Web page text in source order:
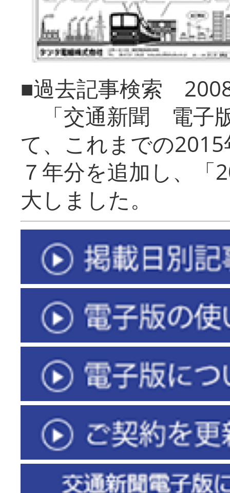
■過去記事検索
「交通新聞 電子
て、これまでの
７年分を追加し、「
大しまし